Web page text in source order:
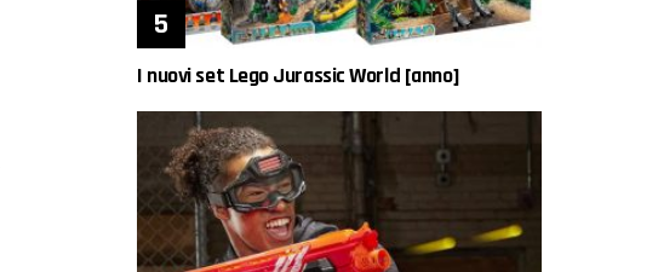
I nuovi set Lego Jurassic World [anno]